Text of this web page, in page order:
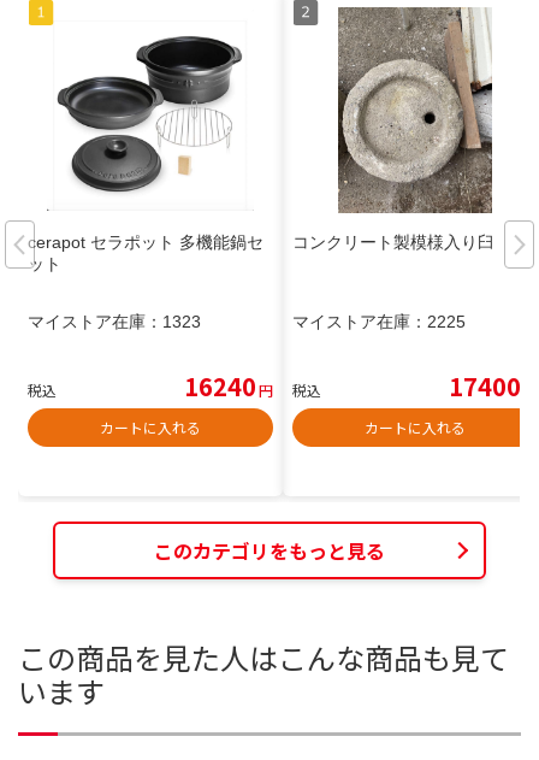
cerapot セラポット 多機能鍋セ
ット
マイストア在庫： 1323
税込 16240円
カートに入れる
コンクリート製模様入り臼
マイストア在庫： 2225
税込 17400
カートに入れる
このカテゴリをもっと見る
この商品を見た人はこんな商品も見て
います